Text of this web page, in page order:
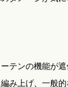
テンの機能が
み上げ、一般